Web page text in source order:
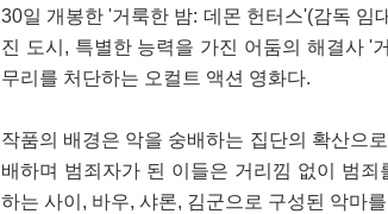
30일 개봉한 '거룩한 밤: 데몬 헌터스'(감독 임
진 도시, 특별한 능력을 가진 어둠의 해결사 '
무리를 처단하는 오컬트 액션 영화다.
작품의 배경은 악을 숭배하는 집단의 확산으
배하며 범죄자가 된 이들은 거리낌 없이 범
하는 사이, 바우, 샤론, 김군으로 구성된 악마